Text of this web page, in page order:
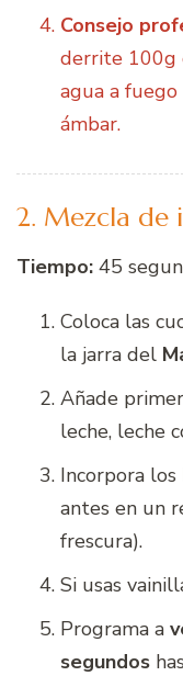
Consejo
derrite 100g
agua a
ámbar.
2. Mezcla de
Tiempo: 45
Coloca las
la jarra del
Añade
leche, leche
Incorpora
antes en un
frescura).
Si usas
Programa a
segundos